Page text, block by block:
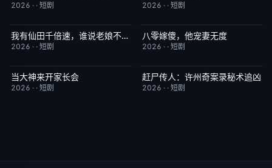
2026 · · 短剧 2026 · · 短剧
完结 6.0我有仙田千倍速，谁说老娘不是仙
2026 · · 短剧
完结
八零嫁傻，他宠妻无度
2026 · · 短剧
完结
当大神来开家长会
2026 · · 短剧
完结 9.0
赶尸传人：许州奇案录秘术追凶
2026 · · 短剧